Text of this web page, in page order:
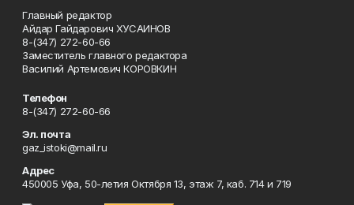
Главный редактор
Айдар Гайдарович ХУСАИНОВ
8-(347) 272-60-66
Заместитель главного редактора
Василий Артемович КОРОВКИН
Телефон
8-(347) 272-60-66
Эл. почта
gaz_istoki@mail.ru
Адрес
450005 Уфа, 50-летия Октября 13, этаж 7, каб. 714 и 719